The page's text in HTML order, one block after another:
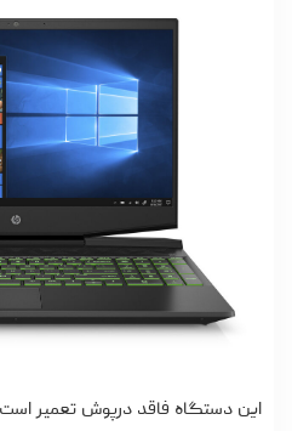
این دستگاه فاقد درپوش تعمیر